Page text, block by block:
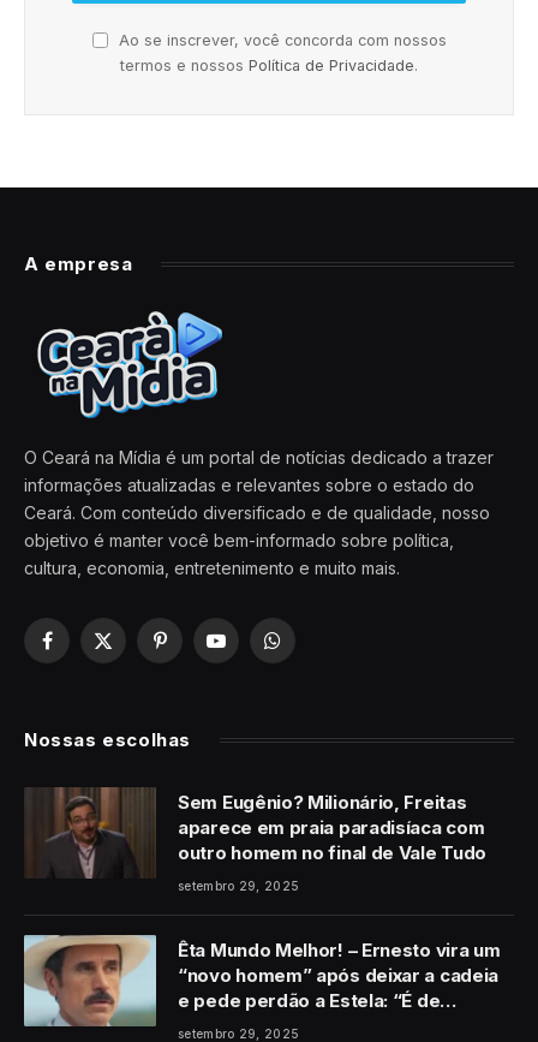
Ao se inscrever, você concorda com nossos
termos e nossos Política de Privacidade.
A empresa
O Ceará na Mídia é um portal de notícias dedicado a trazer
informações atualizadas e relevantes sobre o estado do
Ceará. Com conteúdo diversificado e de qualidade, nosso
objetivo é manter você bem-informado sobre política,
cultura, economia, entretenimento e muito mais.
Facebook
X
PinterestYouTubeWhatsApp
Nossas escolhas
Sem Eugênio? Milionário, Freitas
aparece em praia paradisíaca com
outro homem no final de Vale Tudo
setembro 29, 2025
Êta Mundo Melhor! – Ernesto vira um
“novo homem” após deixar a cadeia
e pede perdão a Estela: “É de
coração”
setembro 29, 2025